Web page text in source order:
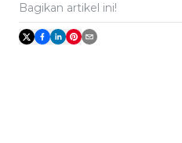
Bagikan artikel ini!